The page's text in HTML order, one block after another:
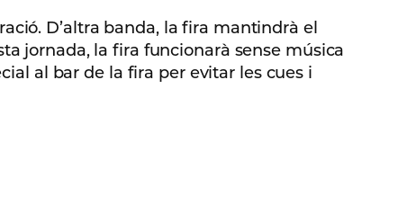
D’altra banda, la fira mantindrà el
jornada, la fira funcionarà sense música
al bar de la fira per evitar les cues i